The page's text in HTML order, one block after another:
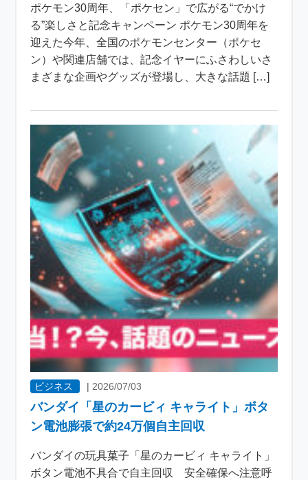
ポケモン30周年、「ポケセン」で広がる“でかけ
る”楽しさと記念キャンペーン ポケモン30周年を
迎えた今年、全国のポケモンセンター（ポケセ
ン）や関連店舗では、記念イヤーにふさわしいさ
まざまな企画やグッズが登場し、大きな話題 […]
ビジネス |2026/07/03
バンダイ「星のカービィ キャライト」ボタ
ン電池膨張で約24万個自主回収
バンダイの玩具菓子「星のカービィ キャライト」
ボタン電池不具合で自主回収 安全確保へ注意呼